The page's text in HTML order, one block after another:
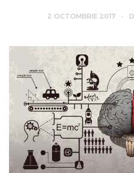
2 OCTOMBRIE 2017